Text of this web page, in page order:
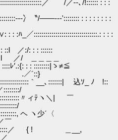
／ /／--､/!:::::: : : :
〝/――‐‐‐':::::::: : : : : : : : :
: : :
: : : ::::::
: l ／/ ＿＿＿＿
: : ::::::::|ゝ≠≦
／ .／´::}
｀__､:::::::| 込ｿ_ ﾉ￣!::
〃ィﾃヽ＼| ￣
ヘ ヽ少´〈
{ ! ＿__,